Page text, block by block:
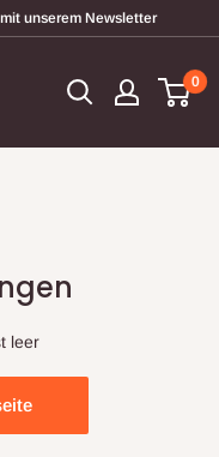
unserem Newsletter
0
leer